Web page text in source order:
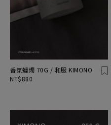
香氛蠟燭 70G / 和服 KIMONO
NT$880